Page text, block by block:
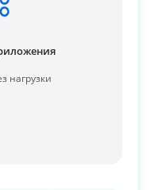
нагрузки